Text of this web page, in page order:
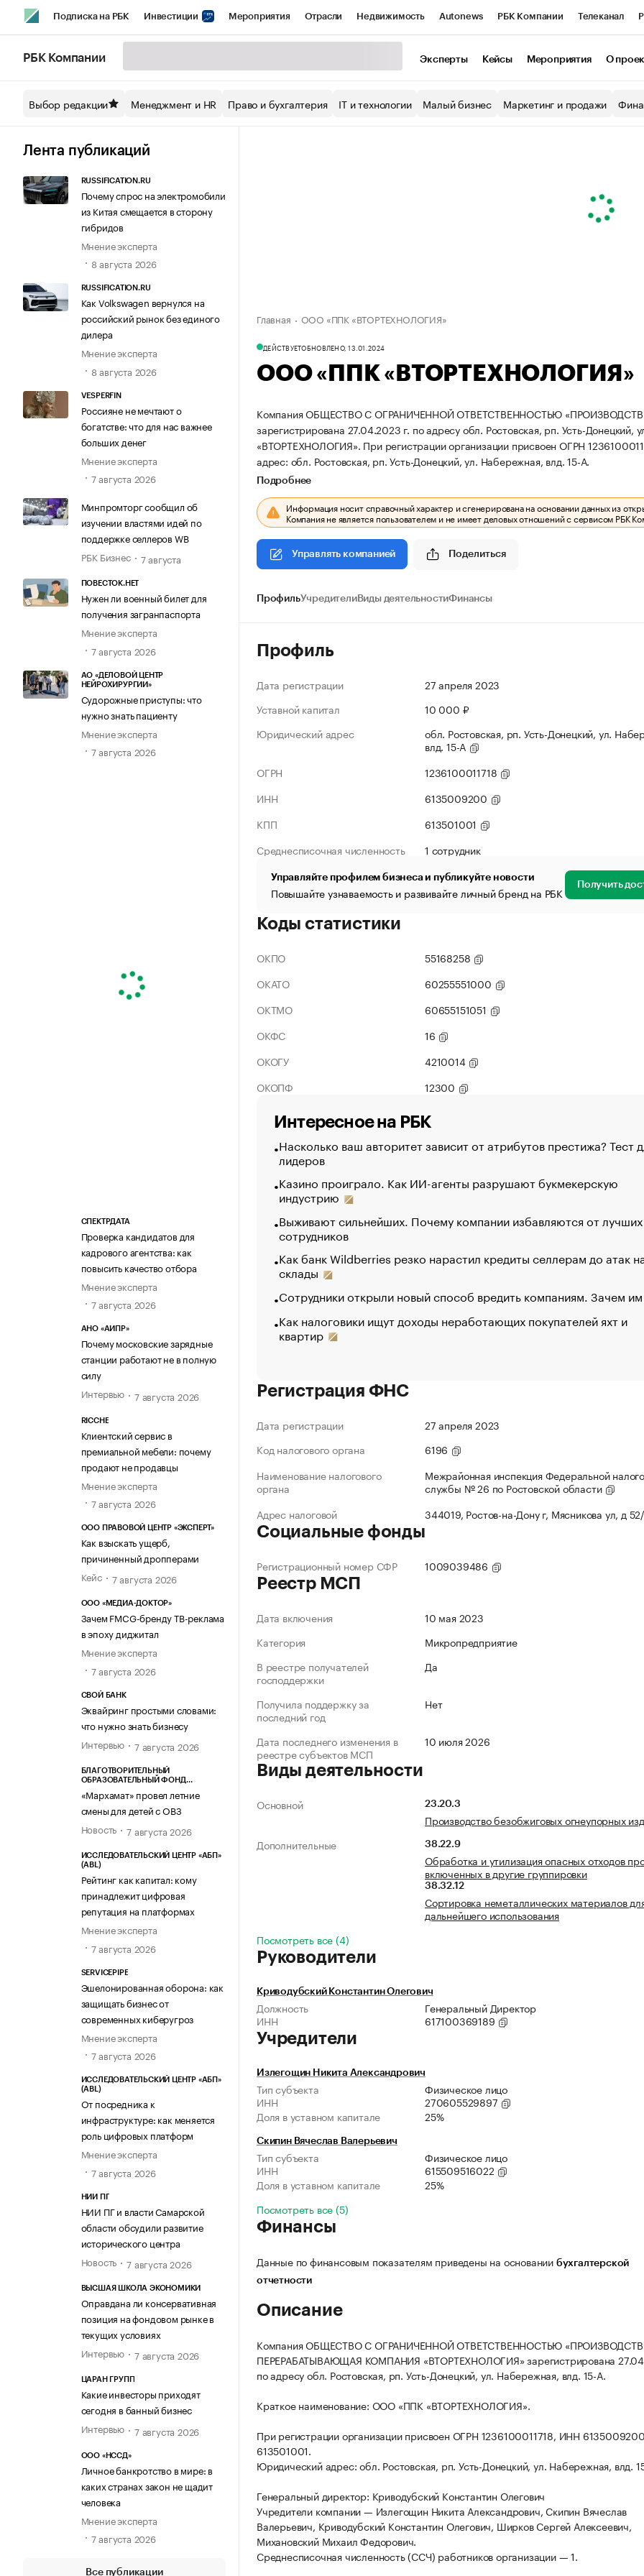
Подписка на РБК Инвестиции Мероприятия Отрасли Недвижимость Autonews РБК Компании Телеканал
Спецпроекты СПб Конференции СПб Спецпроекты Экономика Бизнес
Технологии и медиа
РБК Компании Эксперты Кейсы Мероприятия О
Выбор редакции Менеджмент и HR Право и бухгалтерия IT и технологии Малый бизнес Маркетинг и продажи
Лента публикаций
RUSSIFICATION.RU
Почему спрос на электромобили
из Китая смещается в сторону
гибридов
Мнение эксперта
8 августа 2026
RUSSIFICATION.RU
Как Volkswagen вернулся на
российский рынок без единого
дилера
Мнение эксперта
8 августа 2026
VESPERFIN
Россияне не мечтают о
богатстве: что для нас важнее
больших денег
Мнение эксперта
7 августа 2026
Минпромторг сообщил об
изучении властями идей по
поддержке селлеров WB
РБК Бизнес
7 августа
ПОВЕСТОК.НЕТ
Нужен ли военный билет для
получения загранпаспорта
Мнение эксперта
7 августа 2026
АО «ДЕЛОВОЙ ЦЕНТР
НЕЙРОХИРУРГИИ»
Судорожные приступы: что
нужно знать пациенту
Мнение эксперта
7 августа 2026
СПЕКТРДАТА
Проверка кандидатов для
кадрового агентства: как
повысить качество отбора
Мнение эксперта
7 августа 2026
АНО «АИПР»
Почему московские зарядные
станции работают не в полную
силу
Интервью
7 августа 2026
RICCHE
Клиентский сервис в
премиальной мебели: почему
продают не продавцы
Мнение эксперта
7 августа 2026
ООО ПРАВОВОЙ ЦЕНТР «ЭКСПЕРТ»
Как взыскать ущерб,
причиненный дропперами
Кейс
7 августа 2026
ООО «МЕДИА-ДОКТОР»
Зачем FMCG-бренду ТВ-реклама
в эпоху диджитал
Мнение эксперта
7 августа 2026
СВОЙ БАНК
Эквайринг простыми словами:
что нужно знать бизнесу
Интервью
7 августа 2026
БЛАГОТВОРИТЕЛЬНЫЙ
ОБРАЗОВАТЕЛЬНЫЙ ФОНД
«Мархамат» провел летние
смены для детей с ОВЗ
Новость
7 августа 2026
ИССЛЕДОВАТЕЛЬСКИЙ ЦЕНТР «АБП»
(ABL)
Рейтинг как капитал: кому
принадлежит цифровая
репутация на платформах
Мнение эксперта
7 августа 2026
SERVICEPIPE
Эшелонированная оборона: как
защищать бизнес от
современных киберугроз
Мнение эксперта
7 августа 2026
ИССЛЕДОВАТЕЛЬСКИЙ ЦЕНТР «АБП»
(ABL)
От посредника к
инфраструктуре: как меняется
роль цифровых платформ
Мнение эксперта
7 августа 2026
НИИ ПГ
НИИ ПГ и власти Самарской
области обсудили развитие
исторического центра
Новость
7 августа 2026
ВЫСШАЯ ШКОЛА ЭКОНОМИКИ
Оправдана ли консервативная
позиция на фондовом рынке в
текущих условиях
Интервью
7 августа 2026
ЦАРАН ГРУПП
Какие инвесторы приходят
сегодня в банный бизнес
Интервью
7 августа 2026
ООО «НССД»
Личное банкротство в мире: в
каких странах закон не щадит
человека
Мнение эксперта
7 августа 2026
Все публикации
Главная ООО «ППК «ВТОРТЕХНОЛОГИЯ»
ДЕЙСТВУЕТОБНОВЛЕНО, 13.01.2024
ООО «ППК «ВТОРТЕХНОЛОГИЯ»
Компания ОБЩЕСТВО С ОГРАНИЧЕННОЙ ОТВЕТСТВЕННОСТЬЮ
зарегистрирована 27.04.2023 г. по адресу обл. Ростовская, рп. Усть-Донецкий,
«ВТОРТЕХНОЛОГИЯ». При регистрации организации присвоен ОГРН
адрес: обл. Ростовская, рп. Усть-Донецкий, ул. Набережная, влд. 15-А.
Подробнее
Информация носит справочный характер и сгенерирована на основании данных из
Компания не является пользователем и не имеет деловых отношений с сервисом РБК
Управлять компанией Поделиться
ПрофильУчредителиВиды деятельностиФинансы
Профиль
Дата регистрации
27 апреля 2023
Уставной капитал
10 000 ₽
Юридический адрес
обл. Ростовская, рп. Усть-Донецкий, ул.
влд. 15-А
ОГРН
1236100011718
ИНН
6135009200
КПП
613501001
Среднесписочная численность
1 сотрудник
Управляйте профилем бизнеса и публикуйте новости
Повышайте узнаваемость и развивайте личный бренд на РБК Получить
Коды статистики
ОКПО
55168258
ОКАТО
60255551000
ОКТМО
60655151051
ОКФС
16
ОКОГУ
4210014
ОКОПФ
12300
Интересное на РБК
Насколько ваш авторитет зависит от атрибутов престижа? Тест
лидеров
Казино проиграло. Как ИИ-агенты разрушают букмекерскую
индустрию
Выживают сильнейших. Почему компании избавляются от лучших
сотрудников
Как банк Wildberries резко нарастил кредиты селлерам до атак
склады
Сотрудники открыли новый способ вредить компаниям. Зачем
Как налоговики ищут доходы неработающих покупателей яхт и
квартир
Регистрация ФНС
Дата регистрации
27 апреля 2023
Код налогового органа
6196
Наименование налогового
органа
Межрайонная инспекция Федеральной
службы № 26 по Ростовской области
Адрес налоговой
344019, Ростов-на-Дону г, Мясникова ул, д
Социальные фонды
Регистрационный номер СФР 1009039486
Реестр МСП
Дата включения
10 мая 2023
Категория
Микропредприятие
В реестре получателей
господдержки
Да
Получила поддержку за
последний год
Нет
Дата последнего изменения в
реестре субъектов МСП
10 июля 2026
Виды деятельности
Основной 23.20.3
Производство безобжиговых огнеупорных
Дополнительные
38.22.9
Обработка и утилизация опасных отходов
включенных в другие группировки
38.32.12
Сортировка неметаллических материалов
дальнейшего использования
Посмотреть все (4)
Руководители
Криводубский Константин Олегович
Должность
Генеральный Директор
ИНН
617100369189
Учредители
Излегощин Никита Александрович
Тип субъекта
Физическое лицо
ИНН
270605529897
Доля в уставном капитале
25%
Скипин Вячеслав Валерьевич
Тип субъекта
Физическое лицо
ИНН
615509516022
Доля в уставном капитале
25%
Посмотреть все (5)
Финансы
Данные по финансовым показателям приведены на основании бухгалтерской
отчетности
Описание
Компания ОБЩЕСТВО С ОГРАНИЧЕННОЙ ОТВЕТСТВЕННОСТЬЮ
ПЕРЕРАБАТЫВАЮЩАЯ КОМПАНИЯ «ВТОРТЕХНОЛОГИЯ» зарегистрирована
по адресу обл. Ростовская, рп. Усть-Донецкий, ул. Набережная, влд. 15-А.
Краткое наименование: ООО «ППК «ВТОРТЕХНОЛОГИЯ».
При регистрации организации присвоен ОГРН 1236100011718, ИНН
613501001.
Юридический адрес: обл. Ростовская, рп. Усть-Донецкий, ул. Набережная, влд.
Генеральный директор: Криводубский Константин Олегович
Учредители компании — Излегощин Никита Александрович, Скипин Вячеслав
Валерьевич, Криводубский Константин Олегович, Ширков Сергей Алексеевич,
Михановский Михаил Федорович.
Среднесписочная численность (ССЧ) работников организации — 1.